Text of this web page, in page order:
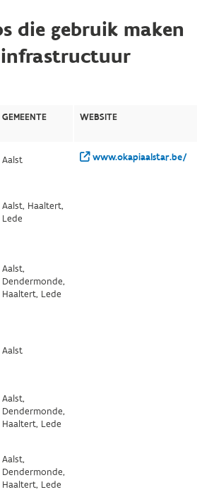
die gebruik maken
GEMEENTE WEBSITE
Aalst www.okapiaalstar.be/
Aalst, Haaltert,
Lede
Aalst,
Dendermonde,
Haaltert, Lede
Aalst
Aalst,
Dendermonde,
Haaltert, Lede
Aalst,
Dendermonde,
Haaltert, Lede